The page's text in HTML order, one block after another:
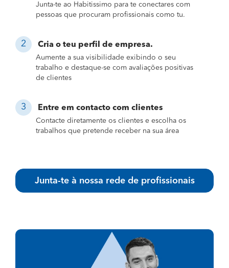
Junta-te ao Habitissimo para te conectares com
pessoas que procuram profissionais como tu.
Cria o teu perfil de empresa.
Aumente a sua visibilidade exibindo o seu
trabalho e destaque-se com avaliações positivas
de clientes
Entre em contacto com clientes
Contacte diretamente os clientes e escolha os
trabalhos que pretende receber na sua área
Junta-te à nossa rede de profissionais